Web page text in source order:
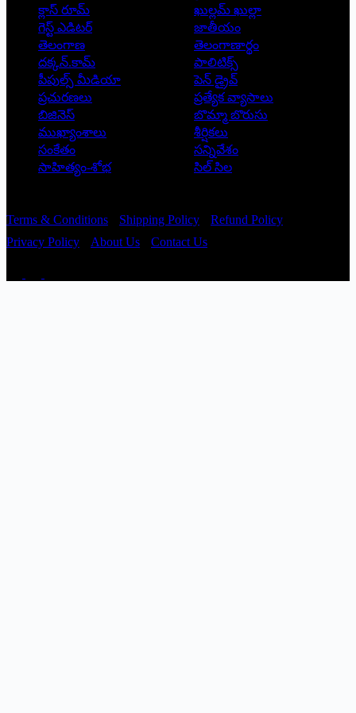
క్లాస్ రూమ్
ఖుల్లమ్ ఖుల్లా
గెస్ట్ ఎడిటర్
జాతీయం
తెలంగాణ
తెలంగాణార్థం
దక్కన్.కామ్
పాలిటిక్స్
పీపుల్స్ ‌మీడియా
పెన్ డ్రైవ్
ప్రచురణలు
ప్రత్యేక వ్యాసాలు
బిజినెస్
బొమ్మా బొరుసు
ముఖ్యాంశాలు
శీర్షికలు
సంకేతం
సన్నివేశం
సాహిత్యం-శోభ
సిల్ సిల
Terms & Conditions Shipping Policy
Refund Policy
Privacy Policy
About Us Contact Us